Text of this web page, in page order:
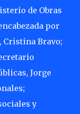
de Obras
por
Cristina Bravo;
Jorge
y